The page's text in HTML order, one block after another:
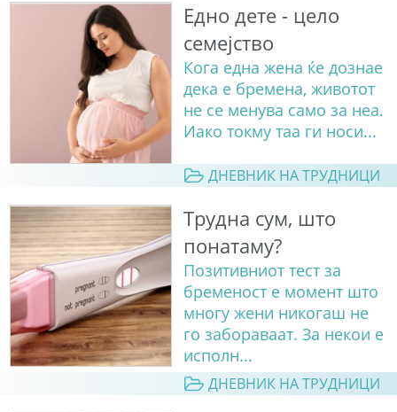
Едно дете - цело
семејство
Кога една жена ќе дознае
дека е бремена, животот
не се менува само за неа.
Иако токму таа ги носи...
ДНЕВНИК НА ТРУДНИЦИ
Трудна сум, што
понатаму?
Позитивниот тест за
бременост е момент што
многу жени никогаш не
го забораваат. За некои е
исполн...
ДНЕВНИК НА ТРУДНИЦИ